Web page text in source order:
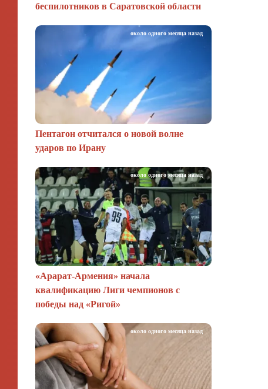
беспилотников в Саратовской области
Пентагон отчитался о новой волне
ударов по Ирану
около одного месяца назад
«Арарат‑Армения» начала
квалификацию Лиги чемпионов с
победы над «Ригой»
около одного месяца назад
около одного месяца назад